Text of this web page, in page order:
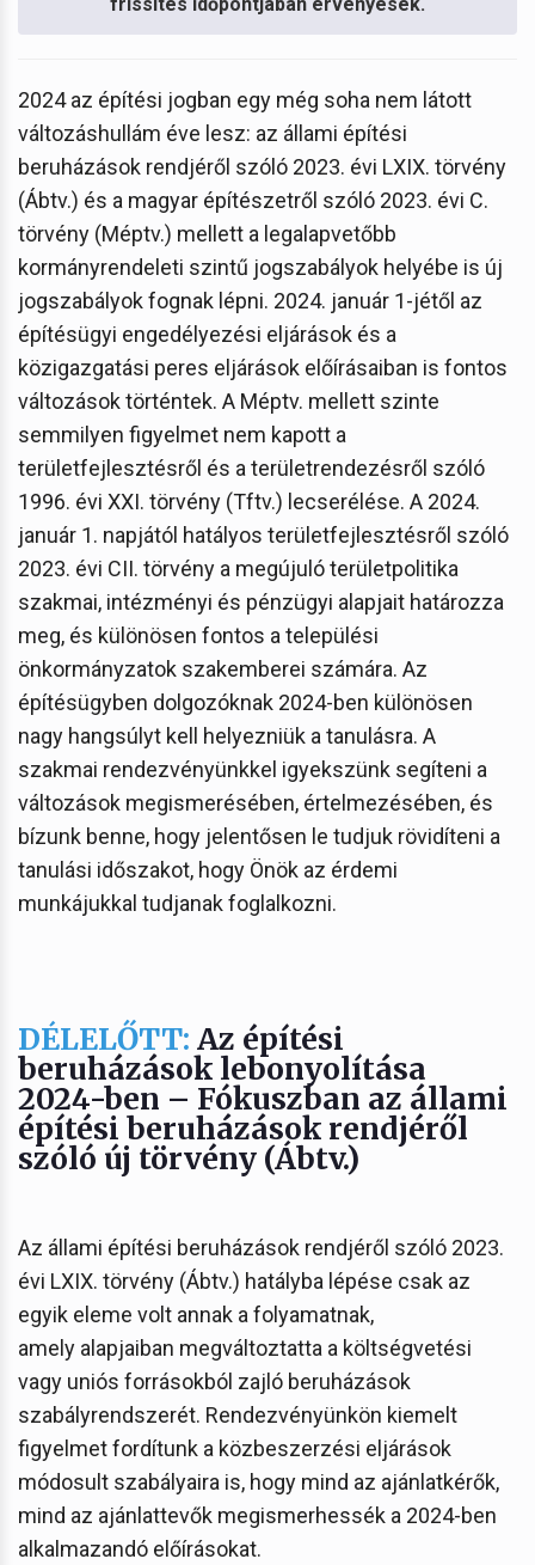
2024 az építési jogban egy még soha nem látott
változáshullám éve lesz: az állami építési
beruházások rendjéről szóló 2023. évi LXIX. törvény
(Ábtv.) és a magyar építészetről szóló 2023. évi C.
törvény (Méptv.) mellett a legalapvetőbb
kormányrendeleti szintű jogszabályok helyébe is új
jogszabályok fognak lépni. 2024. január 1-jétől az
építésügyi engedélyezési eljárások és a
közigazgatási peres eljárások előírásaiban is fontos
változások történtek. A Méptv. mellett szinte
semmilyen figyelmet nem kapott a
területfejlesztésről és a területrendezésről szóló
1996. évi XXI. törvény (Tftv.) lecserélése. A 2024.
január 1. napjától hatályos területfejlesztésről szóló
2023. évi CII. törvény a megújuló területpolitika
szakmai, intézményi és pénzügyi alapjait határozza
meg, és különösen fontos a települési
önkormányzatok szakemberei számára. Az
építésügyben dolgozóknak 2024-ben különösen
nagy hangsúlyt kell helyezniük a tanulásra. A
szakmai rendezvényünkkel igyekszünk segíteni a
változások megismerésében, értelmezésében, és
bízunk benne, hogy jelentősen le tudjuk rövidíteni a
tanulási időszakot, hogy Önök az érdemi
munkájukkal tudjanak foglalkozni.
DÉLELŐTT: Az építési
beruházások lebonyolítása
2024-ben – Fókuszban az állami
építési beruházások rendjéről
szóló új törvény (Ábtv.)
Az állami építési beruházások rendjéről szóló 2023.
évi LXIX. törvény (Ábtv.) hatályba lépése csak az
egyik eleme volt annak a folyamatnak,
amely alapjaiban megváltoztatta a költségvetési
vagy uniós forrásokból zajló beruházások
szabályrendszerét. Rendezvényünkön kiemelt
figyelmet fordítunk a közbeszerzési eljárások
módosult szabályaira is, hogy mind az ajánlatkérők,
mind az ajánlattevők megismerhessék a 2024-ben
alkalmazandó előírásokat.